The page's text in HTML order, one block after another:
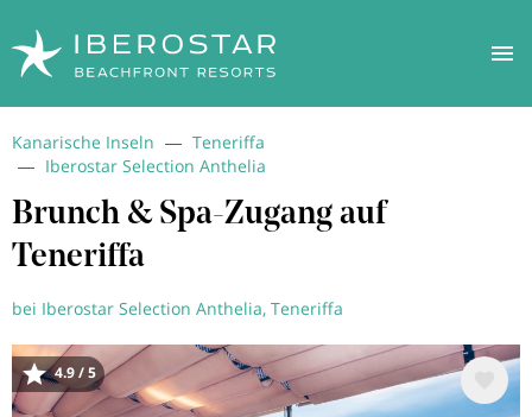
zum
Kanarische Inseln
Teneriffa
Iberostar Selection Anthelia
Brunch & Spa-Zugang auf
Teneriffa
bei Iberostar Selection Anthelia, Teneriffa
Bild
4.9 / 5